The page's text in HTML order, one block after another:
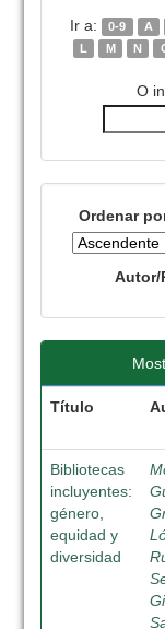
Ir a: 0-9 A
L
M N
O
Ordenar
Autor/
Título
Bibliotecas
incluyentes:
género,
equidad y
diversidad